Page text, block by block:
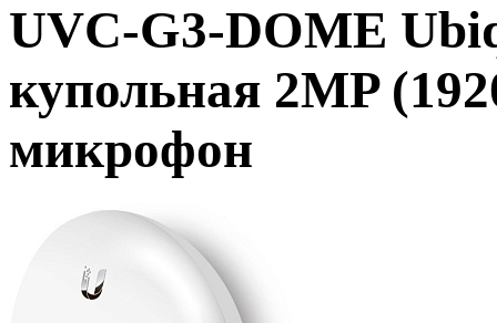
UVC-G3-DOME
купольная 2MP
микрофон